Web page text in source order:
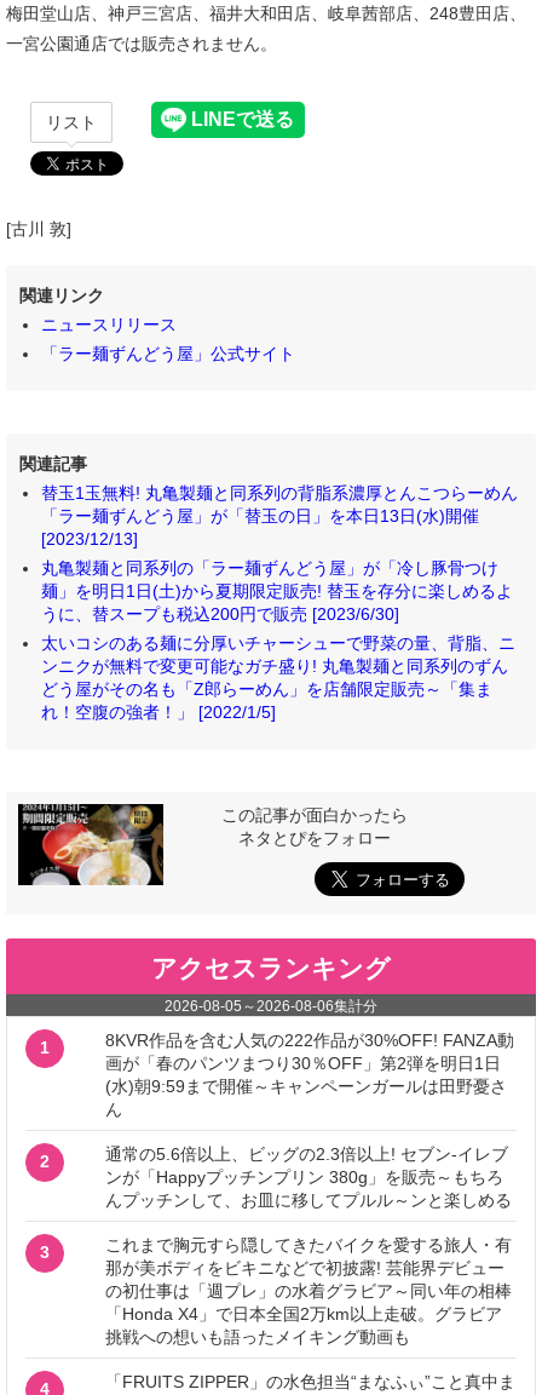
梅田堂山店、神戸三宮店、福井大和田店、岐阜茜部店、248豊田店、
一宮公園通店では販売されません。
リスト
[古川 敦]
関連リンク
ニュースリリース
「ラー麺ずんどう屋」公式サイト
関連記事
替玉1玉無料! 丸亀製麺と同系列の背脂系濃厚とんこつらーめん
「ラー麺ずんどう屋」が「替玉の日」を本日13日(水)開催
[2023/12/13]
丸亀製麺と同系列の「ラー麺ずんどう屋」が「冷し豚骨つけ
麺」を明日1日(土)から夏期限定販売! 替玉を存分に楽しめるよ
うに、替スープも税込200円で販売 [2023/6/30]
太いコシのある麺に分厚いチャーシューで野菜の量、背脂、ニ
ンニクが無料で変更可能なガチ盛り! 丸亀製麺と同系列のずん
どう屋がその名も「Z郎らーめん」を店舗限定販売～「集ま
れ！空腹の強者！」 [2022/1/5]
この記事が面白かったら
ネタとぴをフォロー
アクセスランキング
2026-08-05 ～ 2026-08-06集計分
1
8KVR作品を含む人気の222作品が30%OFF! FANZA動
画が「春のパンツまつり30％OFF」第2弾を明日1日
(水)朝9:59まで開催～キャンペーンガールは田野憂さ
ん
2
通常の5.6倍以上、ビッグの2.3倍以上! セブン‐イレブ
ンが「Happyプッチンプリン 380g」を販売～もちろ
んプッチンして、お皿に移してプルル～ンと楽しめる
3
これまで胸元すら隠してきたバイクを愛する旅人・有
那が美ボディをビキニなどで初披露! 芸能界デビュー
の初仕事は「週プレ」の水着グラビア～同い年の相棒
「Honda X4」で日本全国2万km以上走破。グラビア
挑戦への想いも語ったメイキング動画も
4
「FRUITS ZIPPER」の水色担当“まなふぃ”こと真中ま